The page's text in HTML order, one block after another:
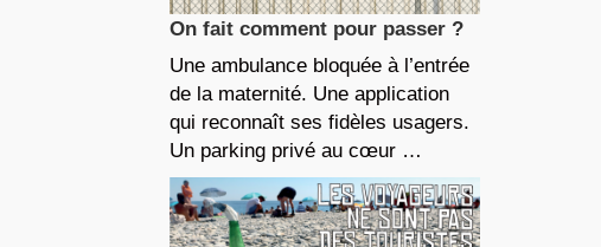
On fait comment pour passer ?
Une ambulance bloquée à l’entrée
de la maternité. Une application
qui reconnaît ses fidèles usagers.
Un parking privé au cœur …